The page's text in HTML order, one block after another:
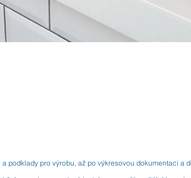
podklady pro výrobu, až po výkresovou dokumentaci a